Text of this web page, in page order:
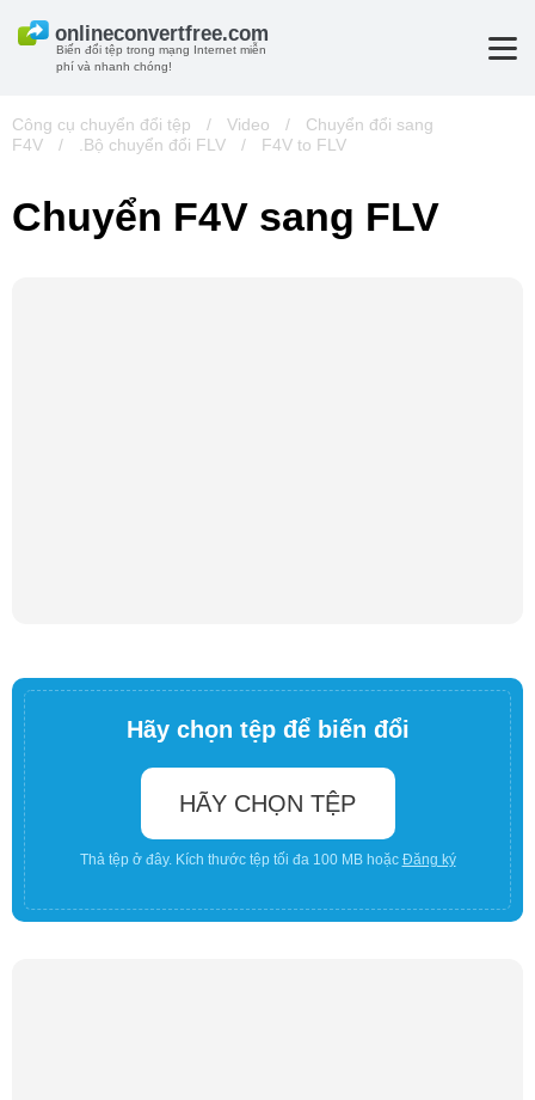
Biến đổi tệp trong mạng Internet miễn
phí và nhanh chóng!
Công cụ chuyển đổi tệp / Video /
Chuyển đổi sang
F4V
/ .Bộ chuyển đổi FLV / F4V to FLV
Chuyển F4V sang FLV
Hãy chọn tệp để biến đổi
HÃY CHỌN TỆP
Thả tệp ở đây. Kích thước tệp tối đa 100 MB hoặc Đăng ký